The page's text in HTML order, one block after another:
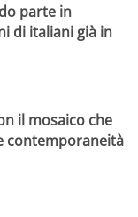
parte in
di italiani già in
il mosaico che
contemporaneità